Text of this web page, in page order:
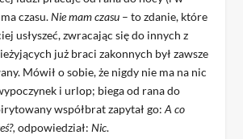
czasu.Nie mam czasu – to zdanie, które
usłyszeć, zwracając się do innych z
już braci zakonnych był zawsze
Mówił o sobie, że nigdy nie ma na nic
i urlop; biega od rana do
współbrat zapytał go:A co
odpowiedział:Nic.